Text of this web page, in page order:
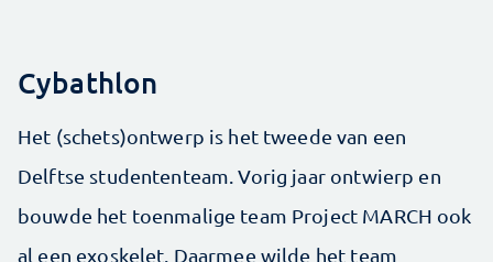
Cybathlon
Het (schets)ontwerp is het tweede van een
Delftse studententeam. Vorig jaar ontwierp en
bouwde het toenmalige team Project MARCH ook
al een exoskelet. Daarmee wilde het team